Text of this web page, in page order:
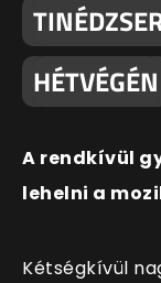
HÉTVÉGÉN
A rendkívül
lehelni a
Kétségkívül